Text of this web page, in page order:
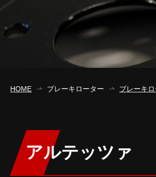
HOME ブレーキローター ブレーキ
アルテッツァ